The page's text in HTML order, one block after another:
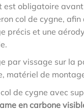
est obligatoire
col de cygne,
précis et une
par vissage sur la
matériel de
de cygne avec
en carbone